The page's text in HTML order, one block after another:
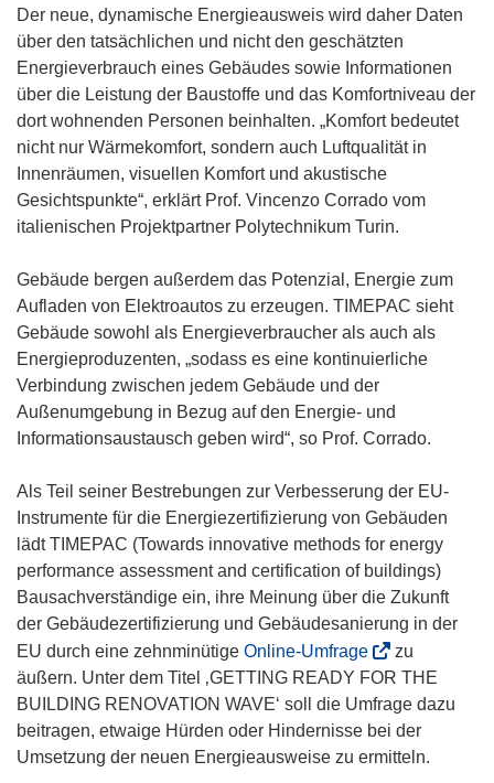
Der neue, dynamische Energieausweis wird daher Daten
über den tatsächlichen und nicht den geschätzten
Energieverbrauch eines Gebäudes sowie Informationen
über die Leistung der Baustoffe und das Komfortniveau der
dort wohnenden Personen beinhalten. „Komfort bedeutet
nicht nur Wärmekomfort, sondern auch Luftqualität in
Innenräumen, visuellen Komfort und akustische
Gesichtspunkte“, erklärt Prof. Vincenzo Corrado vom
italienischen Projektpartner Polytechnikum Turin.
Gebäude bergen außerdem das Potenzial, Energie zum
Aufladen von Elektroautos zu erzeugen. TIMEPAC sieht
Gebäude sowohl als Energieverbraucher als auch als
Energieproduzenten, „sodass es eine kontinuierliche
Verbindung zwischen jedem Gebäude und der
Außenumgebung in Bezug auf den Energie- und
Informationsaustausch geben wird“, so Prof. Corrado.
Als Teil seiner Bestrebungen zur Verbesserung der EU-
Instrumente für die Energiezertifizierung von Gebäuden
lädt TIMEPAC (Towards innovative methods for energy
performance assessment and certification of buildings)
Bausachverständige ein, ihre Meinung über die Zukunft
der Gebäudezertifizierung und Gebäudesanierung in der
EU durch eine zehnminütige Online-Umfrage(
ö
f
f
n
zu
äußern. Unter dem Titel ‚GETTING READY FOR THE
BUILDING RENOVATION WAVE‘ soll die Umfrage dazu
beitragen, etwaige Hürden oder Hindernisse bei der
Umsetzung der neuen Energieausweise zu ermitteln.